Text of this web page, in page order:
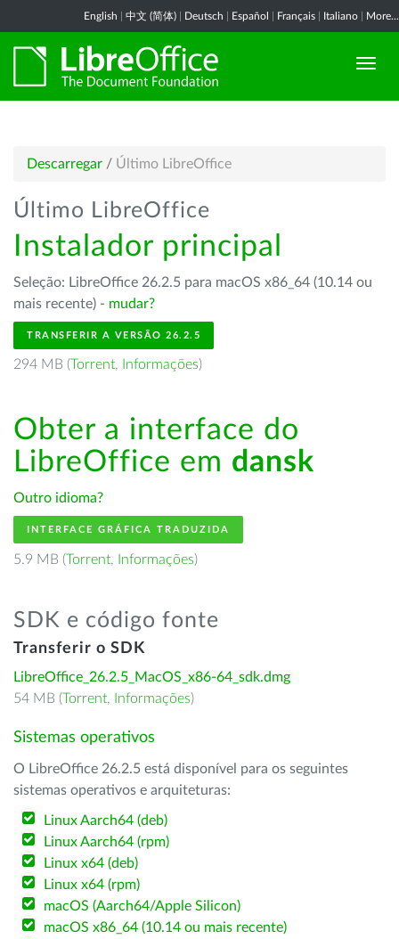
English 中文 (简体) Deutsch Español Français Italiano More...
Descarregar / Último LibreOffice
Último LibreOffice
Instalador principal
Seleção: LibreOffice 26.2.5 para macOS x86_64 (10.14 ou
mais recente) - mudar?
TRANSFERIR A VERSÃO 26.2.5
294 MB (Torrent, Informações)
Obter a interface do
LibreOffice em dansk
Outro idioma?
INTERFACE GRÁFICA TRADUZIDA
5.9 MB (Torrent, Informações)
SDK e código fonte
Transferir o SDK
LibreOffice_26.2.5_MacOS_x86-64_sdk.dmg
54 MB (Torrent, Informações)
Sistemas operativos
O LibreOffice 26.2.5 está disponível para os seguintes
sistemas operativos e arquiteturas:
Linux Aarch64 (deb)
Linux Aarch64 (rpm)
Linux x64 (deb)
Linux x64 (rpm)
macOS (Aarch64/Apple Silicon)
macOS x86_64 (10.14 ou mais recente)